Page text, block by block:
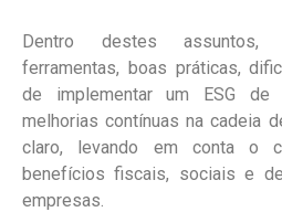
Dentro destes assuntos,
ferramentas, boas práticas,
de implementar um ESG
melhorias contínuas na cadeia
claro, levando em conta o
benefícios fiscais, sociais e
empresas.